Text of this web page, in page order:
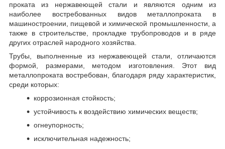
проката из нержавеющей стали и являются одним из
наиболее востребованных видов металлопроката в
машиностроении, пищевой и химической промышленности, а
также в строительстве, прокладке трубопроводов и в ряде
других отраслей народного хозяйства.
Трубы, выполненные из нержавеющей стали, отличаются
формой, размерами, методом изготовления. Этот вид
металлопроката востребован, благодаря ряду характеристик,
среди которых:
коррозионная стойкость;
устойчивость к воздействию химических веществ;
огнеупорность;
исключительная надежность;